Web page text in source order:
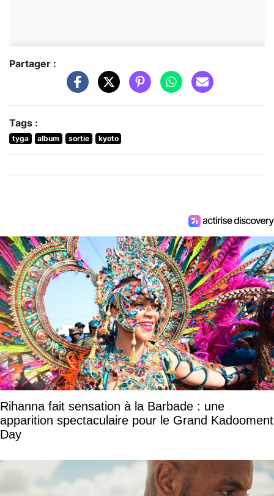
Partager :
Tags :
tyga album sortie kyoto
Rihanna fait sensation à la Barbade : une
apparition spectaculaire pour le Grand Kadooment
Day